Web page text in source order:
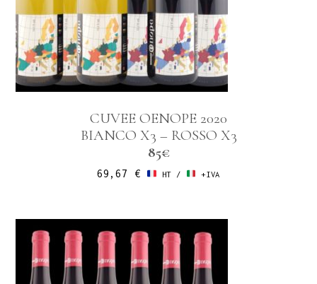
CUVEE OENOPE 2020
BIANCO X3 – ROSSO X3
85€
69,67 € HT / +IVA